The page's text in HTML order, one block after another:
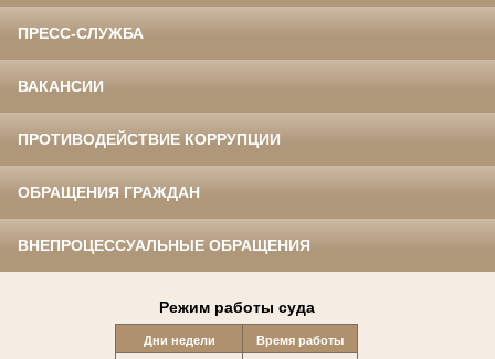
ПРЕСС-СЛУЖБА
ВАКАНСИИ
ПРОТИВОДЕЙСТВИЕ КОРРУПЦИИ
ОБРАЩЕНИЯ ГРАЖДАН
ВНЕПРОЦЕССУАЛЬНЫЕ ОБРАЩЕНИЯ
Режим работы суда
Дни недели Время работы